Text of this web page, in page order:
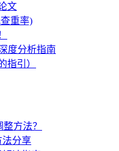
文
重率)
度分析指南
指引）
方法？
法分享